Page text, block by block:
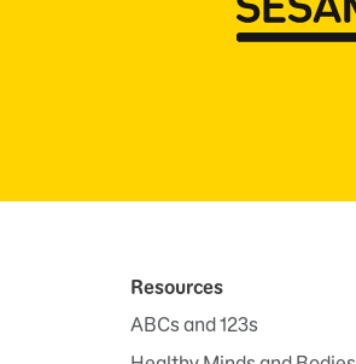
Resources
ABCs and 123s